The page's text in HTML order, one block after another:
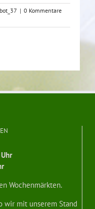
| 0 Kommentare
Wochenmärkten.
wir mit unserem Stand